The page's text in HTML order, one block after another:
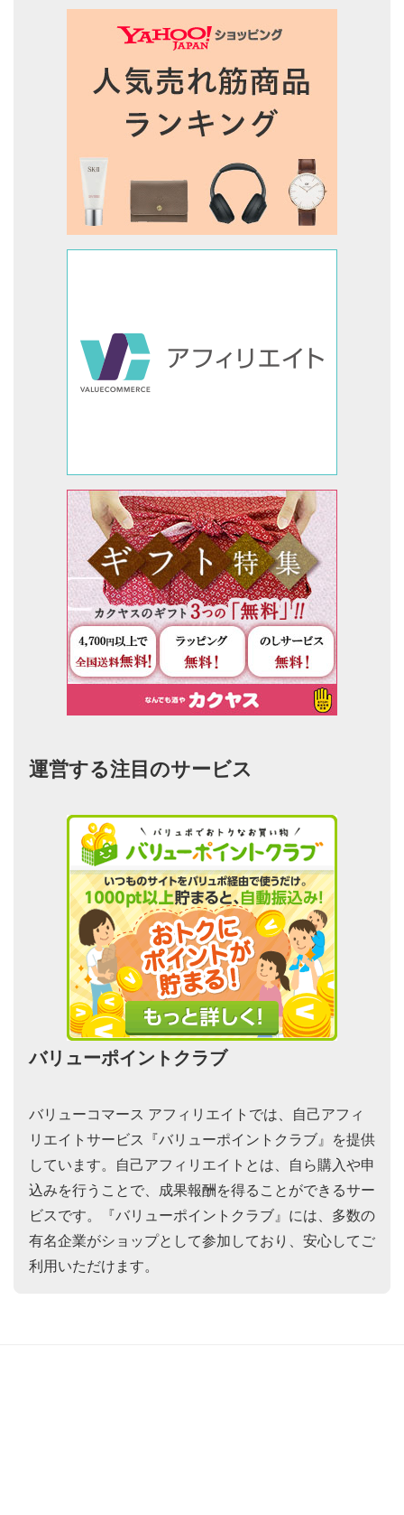
運営する注目のサービス
バリューポイントクラブ
バリューコマース アフィリエイトでは、自己アフィ
リエイトサービス『バリューポイントクラブ』を提供
しています。自己アフィリエイトとは、自ら購入や申
込みを行うことで、成果報酬を得ることができるサー
ビスです。『バリューポイントクラブ』には、多数の
有名企業がショップとして参加しており、安心してご
利用いただけます。